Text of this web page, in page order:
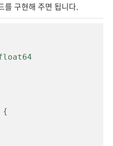
를 구현해 주면 됩니다.
{